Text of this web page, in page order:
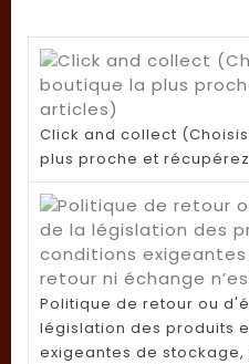
Click and collect
plus proche et
Politique de retour ou
législation des produits
exigeantes de